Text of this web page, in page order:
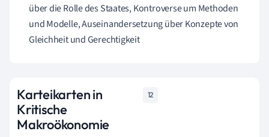
über die Rolle des Staates, Kontroverse um Methoden
und Modelle, Auseinandersetzung über Konzepte von
Gleichheit und Gerechtigkeit
Karteikarten in
Kritische
Makroökonomie
12